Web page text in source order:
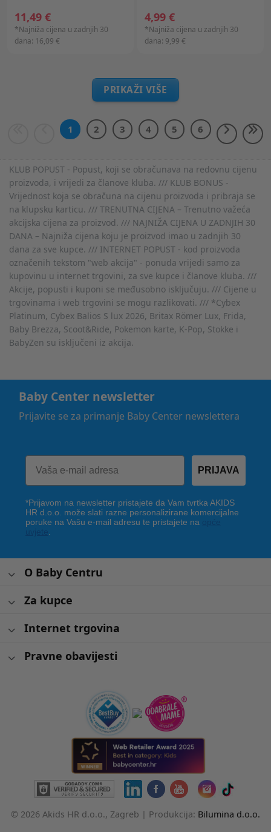
11,49 €
*Najniža cijena u zadnjih 30
dana: 16,09 €
4,99 €
*Najniža cijena u zadnjih 30
dana: 9,99 €
PRIKAŽI VIŠE
1 2 3 4 5 6
KLUB POPUST - Popust, koji se obračunava na redovnu cijenu
proizvoda, i vrijedi za članove kluba. /// KLUB BONUS -
Vrijednost koja se obračuna na cijenu proizvoda i pribraja se
na klupsku karticu. /// TRENUTNA CIJENA – Trenutno važeća
akcijska cijena za proizvod. /// NAJNIŽA CIJENA U ZADNJIH 30
DANA – Najniža cijena koju je proizvod imao u zadnjih 30
dana za sve kupce. /// INTERNET POPUST - kod proizvoda
označenih tekstom "web akcija" - ponuda vrijedi samo za
kupovinu u internet trgovini, za sve kupce i članove kluba. ///
Akcije, popusti i kuponi se međusobno isključuju. /// Cijene u
trgovinama i web trgovini se mogu razlikovati. /// *Cybex
Platinum, Cybex Balios S lux 2026, Britax Römer Lux, Frida,
Baby Brezza, Scoot&Ride, Pokemon karte, K-Pop, Stokke i
BabyZen su isključeni iz akcija.
Baby Center newsletter
Prijavite se za primanje Baby Center newslettera
PRIJAVA
*Prijavom na newsletter pristajete da Vam tvrtka AKIDS
HR d.o.o. može slati razne personalizirane komercijalne
poruke na Vašu e-mail adresu te pristajete na
.
O Baby Centru
Za kupce
Internet trgovina
Pravne obavijesti
© 2026 Akids HR d.o.o., Zagreb | Produkcija: Bilumina d.o.o.